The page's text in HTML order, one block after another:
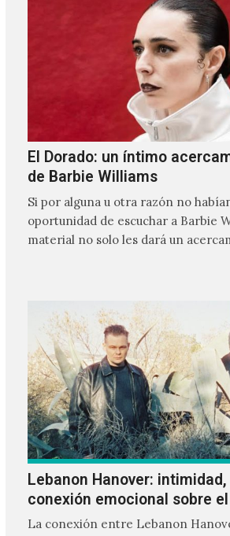
El Dorado: un íntimo
de Barbie Williams
Si por alguna u otra razón no
oportunidad de escuchar a Barbie
material no solo les dará un
Lebanon Hanover:
conexión emocional sobre
La conexión entre Lebanon